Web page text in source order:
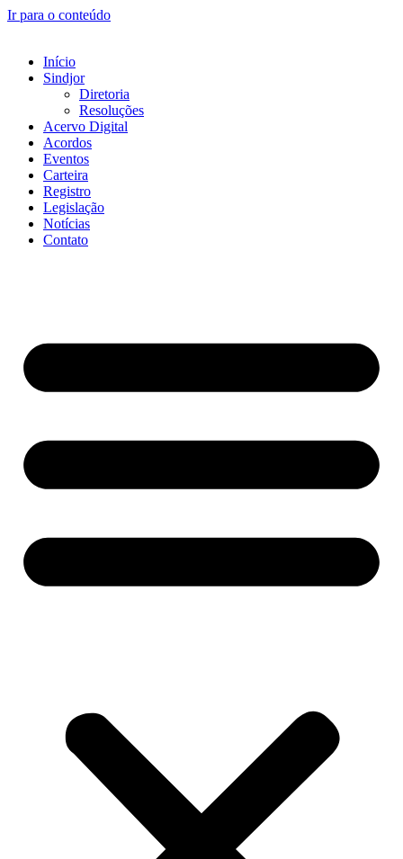
Ir para o conteúdo
Início
Sindjor
Diretoria
Resoluções
Acervo Digital
Acordos
Eventos
Carteira
Registro
Legislação
Notícias
Contato